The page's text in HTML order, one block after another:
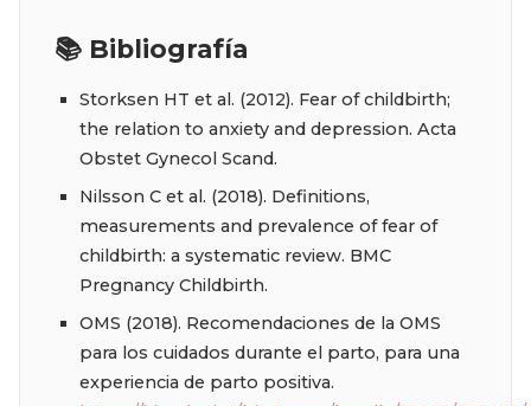
📚 Bibliografía
Storksen HT et al. (2012). Fear of childbirth;
the relation to anxiety and depression. Acta
Obstet Gynecol Scand.
Nilsson C et al. (2018). Definitions,
measurements and prevalence of fear of
childbirth: a systematic review. BMC
Pregnancy Childbirth.
OMS (2018). Recomendaciones de la OMS
para los cuidados durante el parto, para una
experiencia de parto positiva.